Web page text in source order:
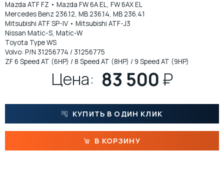
Mazda ATF FZ • Mazda FW 6A EL, FW 6AX EL
Mercedes Benz 236.12, MB 236.14, MB 236.41
Mitsubishi ATF SP-IV • Mitsubishi ATF-J3
Nissan Matic-S, Matic-W
Toyota Type WS
Volvo: P/N 31256774 / 31256775
ZF 6 Speed AT (6HP) / 8 Speed AT (8HP) / 9 Speed AT (9HP)
Цена: 83 500₽
КУПИТЬ В ОДИН КЛИК
В КОРЗИНУ
ПАСТЫ
МАСЛА